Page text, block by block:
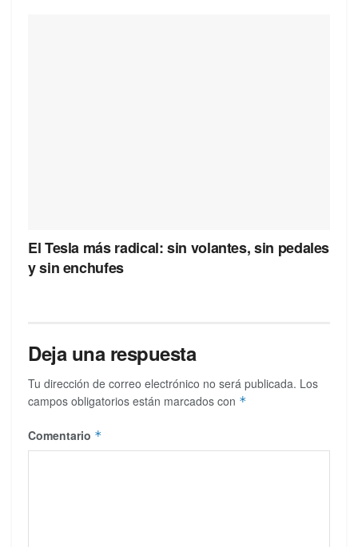
El Tesla más radical: sin volantes, sin pedales
y sin enchufes
Deja una respuesta
Tu dirección de correo electrónico no será publicada. Los
campos obligatorios están marcados con *
Comentario *